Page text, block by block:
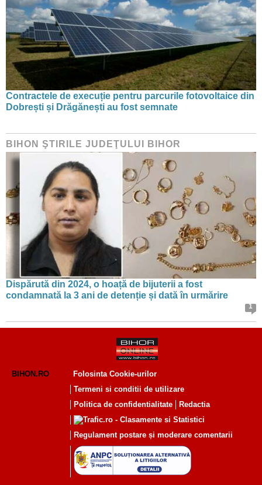
Contractele de execuție pentru parcurile fotovoltaice din
Dobrești și Drăgănești au fost semnate
BIHON ŞTIRILE JUDEŢULUI BIHOR
Dispărută din 2024, o hoață de bijuterii a fost
condamnată la 3 ani de detenție și dată în urmărire
1
BIHON.RO
Folosinta Cookie-urilor
Termeni si conditii de utilizare
Politica de confidentialitate
Redactia
Regulament postare și moderare comentarii